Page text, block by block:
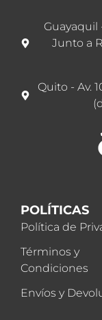
Guayaquil
Junto a
Quito - Av.
POLÍTICAS
Política de
Términos y
Condiciones
Envíos y